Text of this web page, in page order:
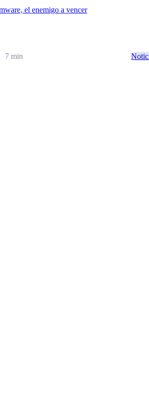
el enemigo a vencer
7 min